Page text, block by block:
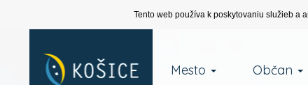
Tento web používa k poskytovaniu služieb a
Mesto Občan